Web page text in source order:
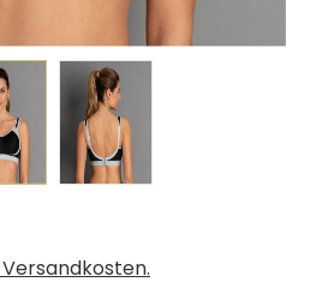
Versandkosten.